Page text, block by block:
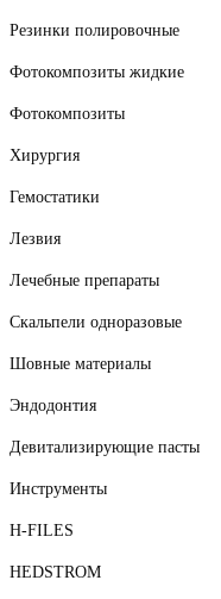
Резинки полировочные
Фотокомпозиты жидкие
Фотокомпозиты
Хирургия
Гемостатики
Лезвия
Лечебные препараты
Скальпели одноразовые
Шовные материалы
Эндодонтия
Девитализирующие пасты
Инструменты
H-FILES
HEDSTROM